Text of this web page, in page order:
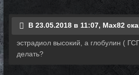
В 23.05.2018 в 11:07, Max82
эстрадиол высокий, а глобулин (
делать?